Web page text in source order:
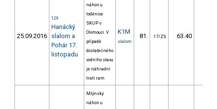
25.09.2016
129
Hanácký
slalom a
Pohár 17.
listopadu
náhon u
loděnice
SKUP v
Olomouci. V
případě
dostatečného
vodního stavu
je náhradní
tratí ram
K1M
slalom
81. 17/ZS 63.40
Mlýnský
náhon u